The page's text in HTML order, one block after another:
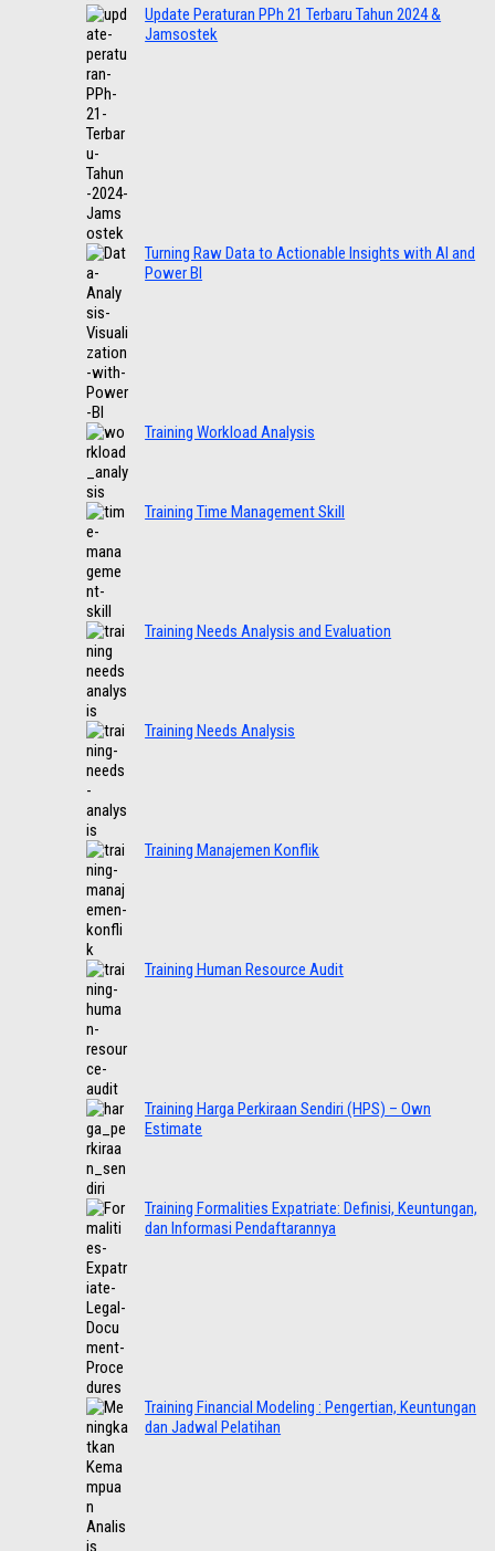
Update Peraturan PPh 21 Terbaru Tahun 2024 &
Jamsostek
Turning Raw Data to Actionable Insights with AI and
Power BI
Training Workload Analysis
Training Time Management Skill
Training Needs Analysis and Evaluation
Training Needs Analysis
Training Manajemen Konflik
Training Human Resource Audit
Training Harga Perkiraan Sendiri (HPS) – Own
Estimate
Training Formalities Expatriate: Definisi, Keuntungan,
dan Informasi Pendaftarannya
Training Financial Modeling : Pengertian, Keuntungan
dan Jadwal Pelatihan